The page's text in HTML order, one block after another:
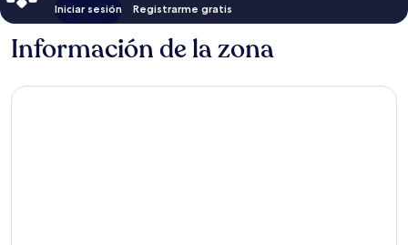
Iniciar sesión Registrarme gratis
Información de la zona